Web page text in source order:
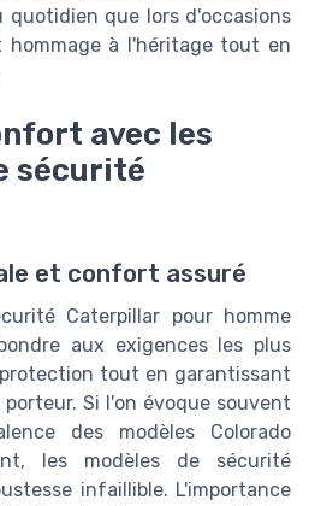
quotidien que lors d'occasions
hommage à l'héritage tout en
avec les
sécurité
et confort assuré
Caterpillar pour homme
aux exigences les plus
tout en garantissant
Si l'on évoque souvent
des modèles Colorado
les modèles de sécurité
infaillible. L'importance